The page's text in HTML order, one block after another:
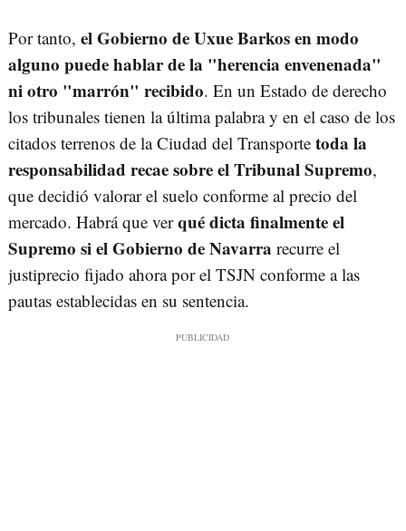
Por tanto, el Gobierno de Uxue Barkos en modo
alguno puede hablar de la "herencia envenenada"
ni otro "marrón" recibido. En un Estado de derecho
los tribunales tienen la última palabra y en el caso de los
citados terrenos de la Ciudad del Transporte toda la
responsabilidad recae sobre el Tribunal Supremo,
que decidió valorar el suelo conforme al precio del
mercado. Habrá que verqué dicta finalmente el
Supremo si el Gobierno de Navarra recurre el
justiprecio fijado ahora por el TSJN conforme a las
pautas establecidas en su sentencia.